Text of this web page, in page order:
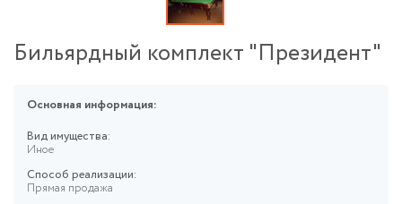
Бильярдный комплект "Президент"
Основная информация:
Вид имущества:
Иное
Способ реализации:
Прямая продажа